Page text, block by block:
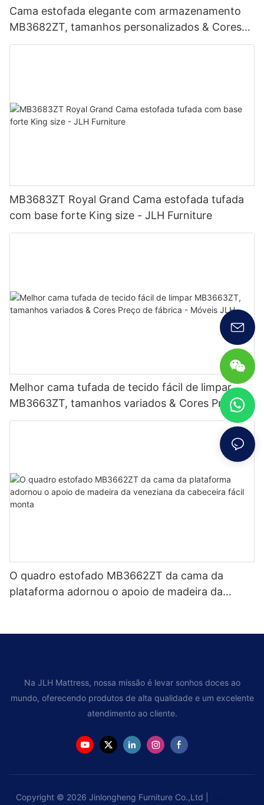
Cama estofada elegante com armazenamento
MB3682ZT, tamanhos personalizados & Cores
Preço de fábrica - Móveis JLH
MB3683ZT Royal Grand Cama estofada tufada
com base forte King size - JLH Furniture
Melhor cama tufada de tecido fácil de limpar
MB3663ZT, tamanhos variados & Cores Preço
de fábrica - Móveis JLH
O quadro estofado MB3662ZT da cama da
plataforma adornou o apoio de madeira da
Na JLH Mattress, nossa missão é levar sonhos doces ao
mundo, oferecendo produtos de alta qualidade e um excelente
atendimento ao cliente.
Copyright © 2026 Jinlongheng Furniture Co.,Ltd |